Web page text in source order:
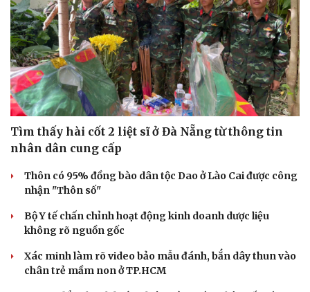
Sức khỏe
Dinh dưỡng - món ngon
Cây thuốc
Sản phụ khoa
Nhi khoa
Nam khoa
Làm đẹp - giảm cân
Phòng mạch online
Ăn sạch sống khỏe
Đời sống
Nhà đẹp
Blog
Tình yêu - Gia đình
Tìm thấy hài cốt 2 liệt sĩ ở Đà Nẵng từ thông tin
nhân dân cung cấp
Thôn có 95% đồng bào dân tộc Dao ở Lào Cai được công
nhận "Thôn số"
Bộ Y tế chấn chỉnh hoạt động kinh doanh dược liệu
không rõ nguồn gốc
Xác minh làm rõ video bảo mẫu đánh, bắn dây thun vào
chân trẻ mầm non ở TP.HCM